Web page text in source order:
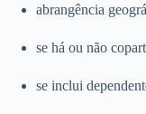
abrangência
se há ou não
se inclui